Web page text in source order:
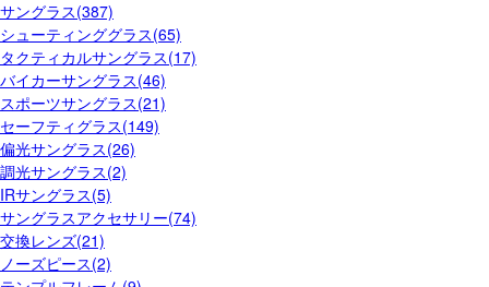
サングラス(387)
シューティンググラス(65)
タクティカルサングラス(17)
バイカーサングラス(46)
スポーツサングラス(21)
セーフティグラス(149)
偏光サングラス(26)
調光サングラス(2)
IRサングラス(5)
サングラスアクセサリー(74)
交換レンズ(21)
ノーズピース(2)